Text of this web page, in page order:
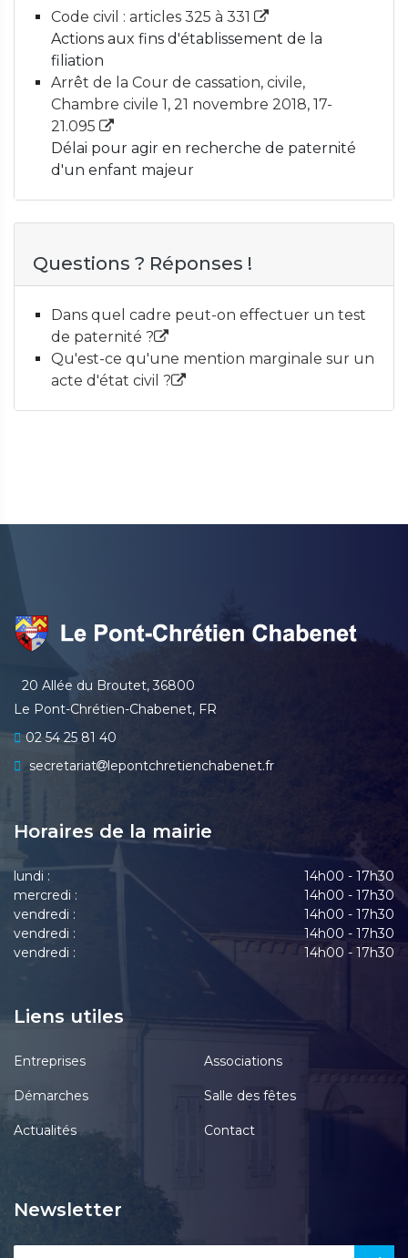
Code civil : articles 325 à 331
Actions aux fins d'établissement de la
filiation
Arrêt de la Cour de cassation, civile,
Chambre civile 1, 21 novembre 2018, 17-
21.095
Délai pour agir en recherche de paternité
d'un enfant majeur
Questions ? Réponses !
Dans quel cadre peut-on effectuer un test
de paternité ?
Qu'est-ce qu'une mention marginale sur un
acte d'état civil ?
20 Allée du Broutet, 36800
Le Pont-Chrétien-Chabenet, FR
02 54 25 81 40
secretariat
lepontchretienchabenet.fr
Horaires de la mairie
lundi :
14h00 - 17h30
mercredi :
14h00 - 17h30
vendredi :
14h00 - 17h30
vendredi :
14h00 - 17h30
vendredi :
14h00 - 17h30
Liens utiles
Entreprises Associations
Démarches Salle des fêtes
Actualités Contact
Newsletter